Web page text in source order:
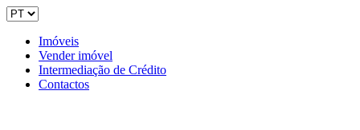
Imóveis
Vender imóvel
Intermediação de Crédito
Contactos